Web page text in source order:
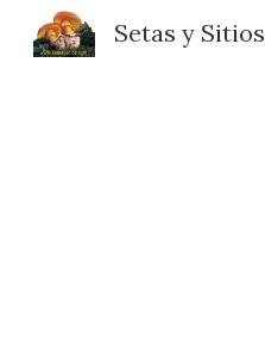
Setas y Sitios